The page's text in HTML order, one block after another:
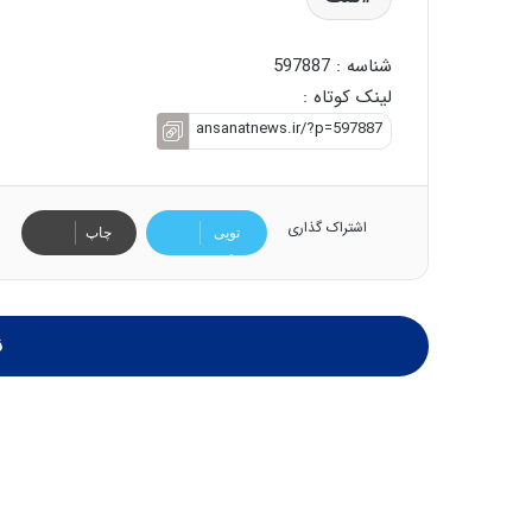
شناسه : 597887
لینک کوتاه :
اشتراک گذاری
تویی
تر
چاپ